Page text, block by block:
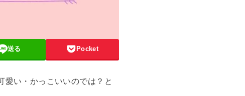
送る Pocket
い・かっこいいのでは？と